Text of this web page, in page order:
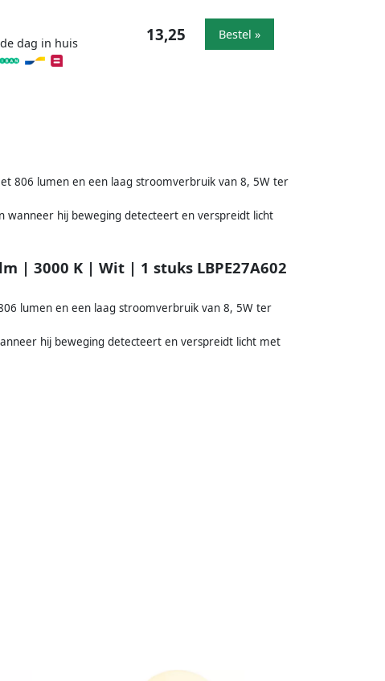
dag in huis
13,25 Bestel »
806 lumen en een laag stroomverbruik van 8, 5W ter
wanneer hij beweging detecteert en verspreidt licht
| 3000 K | Wit | 1 stuks LBPE27A602
lumen en een laag stroomverbruik van 8, 5W ter
hij beweging detecteert en verspreidt licht met